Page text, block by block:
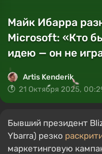
Майк Ибарра
Microsoft: «Кто
идею — он не
Artis Kenderik
21 Октября 2025,
Бывший президент
Ybarra) резко
маркетинговую